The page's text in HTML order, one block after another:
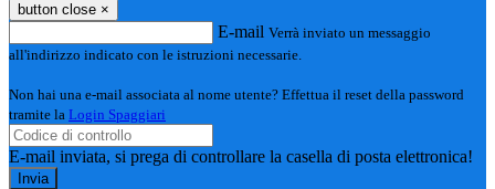
button close ×
E-mail Verrà inviato un messaggio
all'indirizzo indicato con le istruzioni necessarie.
Non hai una e-mail associata al nome utente? Effettua il reset della password
tramite la Login Spaggiari
E-mail inviata, si prega di controllare la casella di posta elettronica!